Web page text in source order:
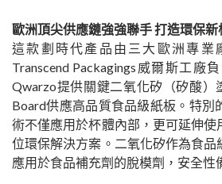
歐洲頂尖供應鏈強強聯手 打造環保新
這款劃時代產品由三大歐洲專業
Transcend Packagings威爾斯工廠
Qwarzo提供關鍵二氧化矽（矽酸）
Board供應高品質食品級紙板。特別
術不僅應用於杯體內部，更可延伸使
位環保解決方案。二氧化矽作為食品
應用於食品補充劑的脫模劑，安全性